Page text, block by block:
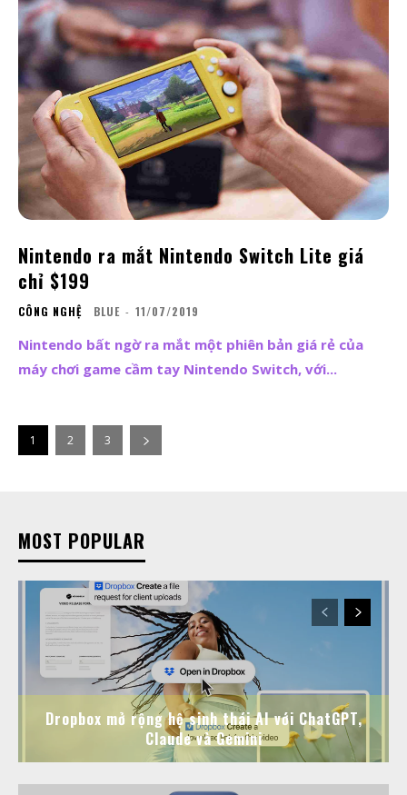
Nintendo ra mắt Nintendo Switch Lite giá
chỉ $199
CÔNG NGHỆ BLUE - 11/07/2019
Nintendo bất ngờ ra mắt một phiên bản giá rẻ của
máy chơi game cầm tay Nintendo Switch, với...
1 2 3
MOST POPULAR
Dropbox mở rộng hệ sinh thái AI với ChatGPT,
Claude và Gemini